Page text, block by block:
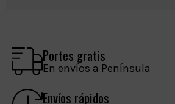
Portes gratis
En envíos a Península
Envíos rápidos